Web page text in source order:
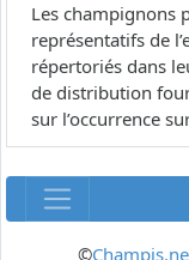
Les champignons
représentatifs de
répertoriés dans
de distribution
sur l’occurrence
©